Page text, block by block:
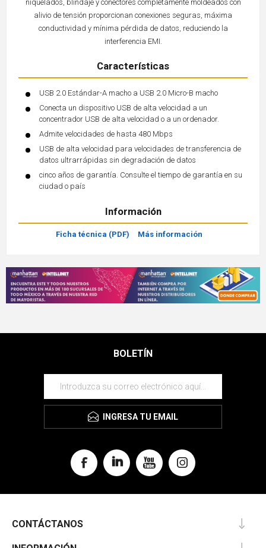
niquelados, blindaje y conectores completamente moldeados con
alivio de tensión proporcionan conexiones seguras, máxima
conductividad y mínima pérdida de datos, reduciendo la
interferencia EMI.
Características
USB 2.0 Estándar-A macho a USB 2.0 Micro-B macho
Conecta un dispositivo USB de alta velocidad a un
concentrador USB de alta velocidad o a un ordenador.
Admite velocidades de hasta 480 Mbps
USB de alta velocidad para velocidades de transferencia de
datos ultrarrápidas sin degradación de datos
cinco años de garantía. Consulte el tiempo de garantía en su
ciudad o país
Información
Ficha técnica (PDF) Más información
BOLETÍN
INGRESA TU EMAIL
CONTÁCTANOS